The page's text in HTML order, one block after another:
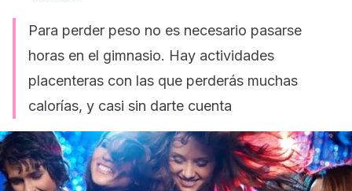
Para perder peso no es necesario pasarse
horas en el gimnasio. Hay actividades
placenteras con las que perderás muchas
calorías, y casi sin darte cuenta